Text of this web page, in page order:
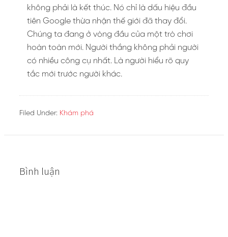
không phải là kết thúc. Nó chỉ là dấu hiệu đầu
tiên Google thừa nhận thế giới đã thay đổi.
Chúng ta đang ở vòng đầu của một trò chơi
hoàn toàn mới. Người thắng không phải người
có nhiều công cụ nhất. Là người hiểu rõ quy
tắc mới trước người khác.
Filed Under: Khám phá
Bình luận